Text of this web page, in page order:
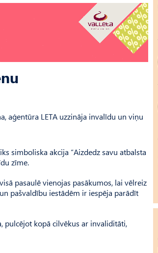
aģentūra LETA uzzināja invalīdu un viņu
simboliska akcija “Aizdedz savu atbalsta
zīme.
pasaulē vienojas pasākumos, lai vēlreiz
pašvaldību iestādēm ir iespēja parādīt
pulcējot kopā cilvēkus ar invaliditāti,